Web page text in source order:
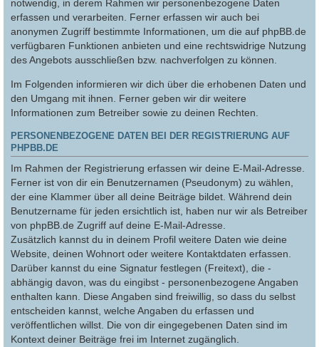
notwendig, in derem Rahmen wir personenbezogene Daten
erfassen und verarbeiten. Ferner erfassen wir auch bei
anonymen Zugriff bestimmte Informationen, um die auf phpBB.de
verfügbaren Funktionen anbieten und eine rechtswidrige Nutzung
des Angebots ausschließen bzw. nachverfolgen zu können.
Im Folgenden informieren wir dich über die erhobenen Daten und
den Umgang mit ihnen. Ferner geben wir dir weitere
Informationen zum Betreiber sowie zu deinen Rechten.
PERSONENBEZOGENE DATEN BEI DER REGISTRIERUNG AUF
PHPBB.DE
Im Rahmen der Registrierung erfassen wir deine E-Mail-Adresse.
Ferner ist von dir ein Benutzernamen (Pseudonym) zu wählen,
der eine Klammer über all deine Beiträge bildet. Während dein
Benutzername für jeden ersichtlich ist, haben nur wir als Betreiber
von phpBB.de Zugriff auf deine E-Mail-Adresse.
Zusätzlich kannst du in deinem Profil weitere Daten wie deine
Website, deinen Wohnort oder weitere Kontaktdaten erfassen.
Darüber kannst du eine Signatur festlegen (Freitext), die -
abhängig davon, was du eingibst - personenbezogene Angaben
enthalten kann. Diese Angaben sind freiwillig, so dass du selbst
entscheiden kannst, welche Angaben du erfassen und
veröffentlichen willst. Die von dir eingegebenen Daten sind im
Kontext deiner Beiträge frei im Internet zugänglich.